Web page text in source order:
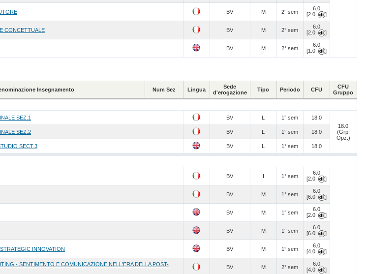
BV M 2° sem
6.0
[2.0
]
CONCETTUALE BV M 2° sem
6.0
[2.0
]
BV M 2° sem
6.0
[1.0
]
Insegnamento Num Sez Lingua
Sede
d'erogazione
Tipo Periodo CFU
CFU
Gruppo
SEZ.1 BV L 1° sem
18.0
18.0
(Grp.
Opz.)
SEZ.2 BV L 1° sem 18.0
SECT.3 BV L 1° sem 18.0
BV I 1° sem
6.0
[2.0
]
BV M 1° sem
6.0
[6.0
]
BV M 1° sem
6.0
[2.0
]
BV M 1° sem
6.0
[6.0
]
INNOVATION BV M 1° sem
6.0
[4.0
]
- SENTIMENTO E COMUNICAZIONE NELL'ERA DELLA POST-
BV M 2° sem
6.0
[4.0
]